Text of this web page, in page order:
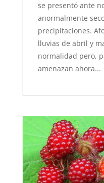
se presentó ante
anormalmente
precipitaciones.
lluvias de abril y
normalidad pero,
amenazan ahora...